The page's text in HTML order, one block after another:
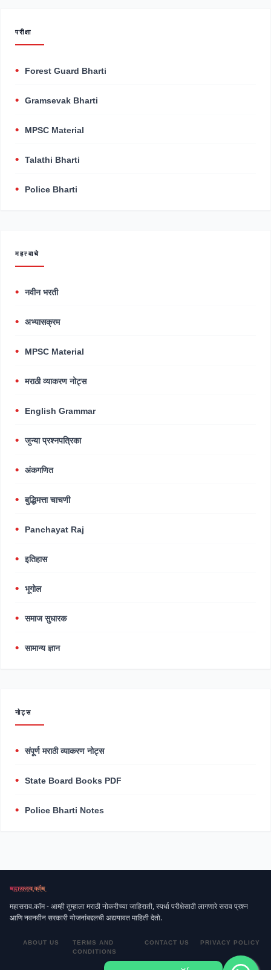
परीक्षा
Forest Guard Bharti
Gramsevak Bharti
MPSC Material
Talathi Bharti
Police Bharti
महत्वाचे
नवीन भरती
अभ्यासक्रम
MPSC Material
मराठी व्याकरण नोट्स
English Grammar
जुन्या प्रश्नपत्रिका
अंकगणित
बुद्धिमत्ता चाचणी
Panchayat Raj
इतिहास
भूगोल
समाज सुधारक
सामान्य ज्ञान
नोट्स
संपूर्ण मराठी व्याकरण नोट्स
State Board Books PDF
Police Bharti Notes
महासराव.कॉम - आम्ही तुम्हाला मराठी नोकरीच्या जाहिराती, स्पर्धा परीक्षेसाठी लागणारे सराव प्रश्न
आणि नवनवीन सरकारी योजनांबद्दलची अद्ययावत माहिती देतो.
ABOUT US
TERMS AND
CONDITIONS
CONTACT US PRIVACY POLICY